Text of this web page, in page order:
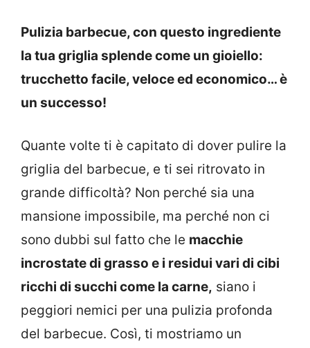
Pulizia barbecue, con questo ingrediente
la tua griglia splende come un gioiello:
trucchetto facile, veloce ed economico… è
un successo!
Quante volte ti è capitato di dover pulire la
griglia del barbecue, e ti sei ritrovato in
grande difficoltà? Non perché sia una
mansione impossibile, ma perché non ci
sono dubbi sul fatto che le macchie
incrostate di grasso e i residui vari di cibi
ricchi di succhi come la carne, siano i
peggiori nemici per una pulizia profonda
del barbecue. Così, ti mostriamo un